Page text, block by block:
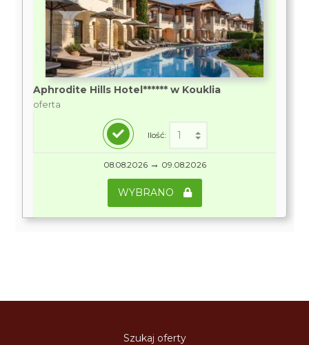
Aphrodite Hills Hotel****** w Kouklia
oferta
Ilość:
08.08.2026 → 09.08.2026
WYBRANO
Szukaj oferty